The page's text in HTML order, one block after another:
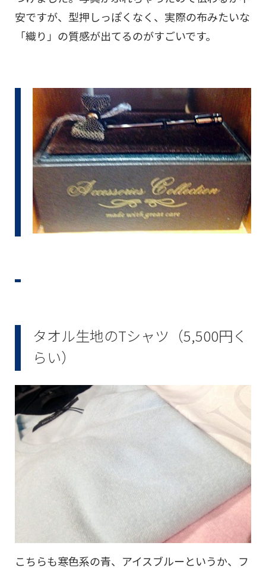
安ですが、型押しっぽくなく、実際の布みたいな
「織り」の質感が出てるのがすごいです。
タオル生地のTシャツ（5,500円く
らい）
こちらも寒色系の青、アイスブルーというか、フ